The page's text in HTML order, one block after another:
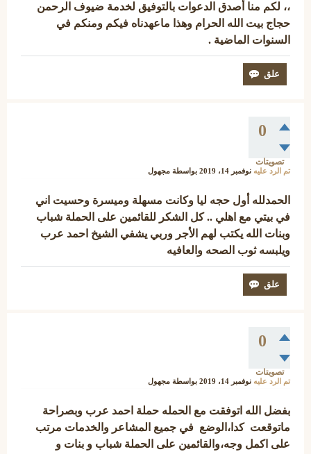
،، لكم منا أصدق الدعوات بالتوفيق لخدمة ضيوف الرحمن
حجاج بيت الله الحرام وهذا ماعهدناه فيكم ومنكم في
السنوات الماضية .
0
تصويتات
تم الرد عليه نوفمبر 14، 2019 بواسطة مجهول
الحمدلله أول حجه ليا وكانت مسهلة وميسرة وحسيت اني
في بيتي مع اهلي .. كل الشكر للقائمين على الحملة شباب
وبنات الله يكتب لهم الأجر وربي يشفي الشيخ احمد عرب
ويلبسه ثوب الصحه والعافيه
0
تصويتات
تم الرد عليه نوفمبر 14، 2019 بواسطة مجهول
بفضل الله اتوفقت مع الحمله حملة احمد عرب وبصراحة
ماتوقعت كدا،الوضع في جميع المشاعر والخدمات مرتب
على اكمل وجه،والقائمين على الحملة شباب و بنات و